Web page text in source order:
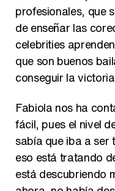
profesionales, que
de enseñar las
celebrities
que son buenos
conseguir la
Fabiola nos ha
fácil, pues el nivel
sabía que iba a ser
eso está tratando
está descubriendo